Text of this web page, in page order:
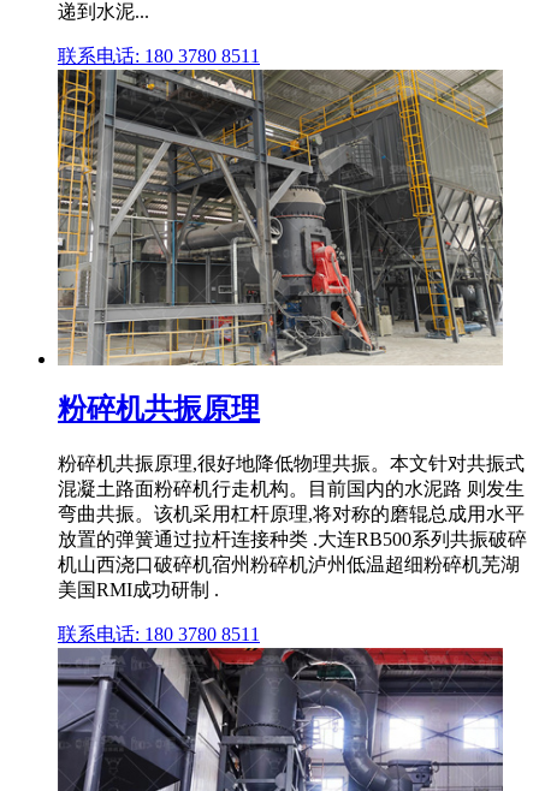
递到水泥...
联系电话: 180 3780 8511
粉碎机共振原理
粉碎机共振原理,很好地降低物理共振。本文针对共振式
混凝土路面粉碎机行走机构。目前国内的水泥路 则发生
弯曲共振。该机采用杠杆原理,将对称的磨辊总成用水平
放置的弹簧通过拉杆连接种类 .大连RB500系列共振破碎
机山西浇口破碎机宿州粉碎机泸州低温超细粉碎机芜湖
美国RMI成功研制 .
联系电话: 180 3780 8511